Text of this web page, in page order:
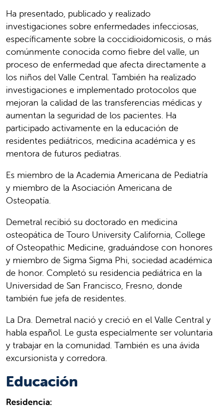
Ha presentado, publicado y realizado
investigaciones sobre enfermedades infecciosas,
específicamente sobre la coccidioidomicosis, o más
comúnmente conocida como fiebre del valle, un
proceso de enfermedad que afecta directamente a
los niños del Valle Central. También ha realizado
investigaciones e implementado protocolos que
mejoran la calidad de las transferencias médicas y
aumentan la seguridad de los pacientes. Ha
participado activamente en la educación de
residentes pediátricos, medicina académica y es
mentora de futuros pediatras.
Es miembro de la Academia Americana de Pediatría
y miembro de la Asociación Americana de
Osteopatía.
Demetral recibió su doctorado en medicina
osteopática de Touro University California, College
of Osteopathic Medicine, graduándose con honores
y miembro de Sigma Sigma Phi, sociedad académica
de honor. Completó su residencia pediátrica en la
Universidad de San Francisco, Fresno, donde
también fue jefa de residentes.
La Dra. Demetral nació y creció en el Valle Central y
habla español. Le gusta especialmente ser voluntaria
y trabajar en la comunidad. También es una ávida
excursionista y corredora.
Educación
Residencia: